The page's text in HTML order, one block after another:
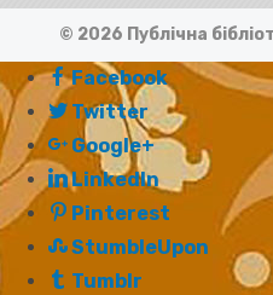
© 2026 Публічна
Facebook
Twitter
Google+
LinkedIn
Pinterest
StumbleUpon
Tumblr